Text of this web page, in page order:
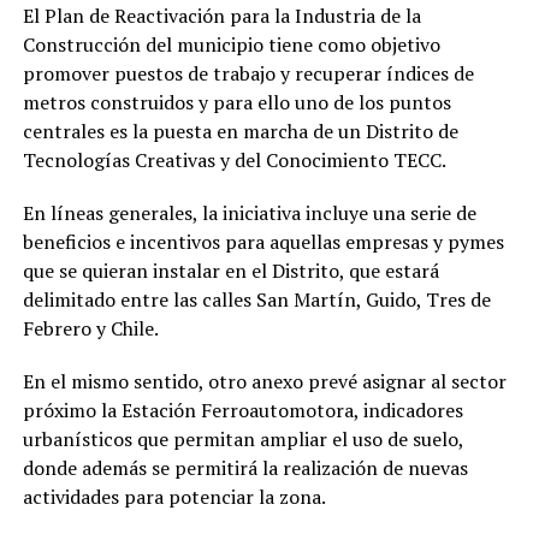
El Plan de Reactivación para la Industria de la
Construcción del municipio tiene como objetivo
promover puestos de trabajo y recuperar índices de
metros construidos y para ello uno de los puntos
centrales es la puesta en marcha de un Distrito de
Tecnologías Creativas y del Conocimiento TECC.
En líneas generales, la iniciativa incluye una serie de
beneficios e incentivos para aquellas empresas y pymes
que se quieran instalar en el Distrito, que estará
delimitado entre las calles San Martín, Guido, Tres de
Febrero y Chile.
En el mismo sentido, otro anexo prevé asignar al sector
próximo la Estación Ferroautomotora, indicadores
urbanísticos que permitan ampliar el uso de suelo,
donde además se permitirá la realización de nuevas
actividades para potenciar la zona.